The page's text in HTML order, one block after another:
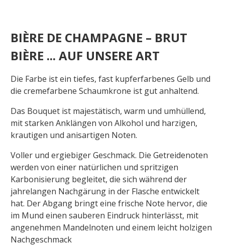
BIÈRE DE CHAMPAGNE – BRUT
BIÈRE ... AUF UNSERE ART
Die Farbe ist ein tiefes, fast kupferfarbenes Gelb und
die cremefarbene Schaumkrone ist gut anhaltend.
Das Bouquet ist majestätisch, warm und umhüllend,
mit starken Anklängen von Alkohol und harzigen,
krautigen und anisartigen Noten.
Voller und ergiebiger Geschmack. Die Getreidenoten
werden von einer natürlichen und spritzigen
Karbonisierung begleitet, die sich während der
jahrelangen Nachgärung in der Flasche entwickelt
hat. Der Abgang bringt eine frische Note hervor, die
im Mund einen sauberen Eindruck hinterlässt, mit
angenehmen Mandelnoten und einem leicht holzigen
Nachgeschmack